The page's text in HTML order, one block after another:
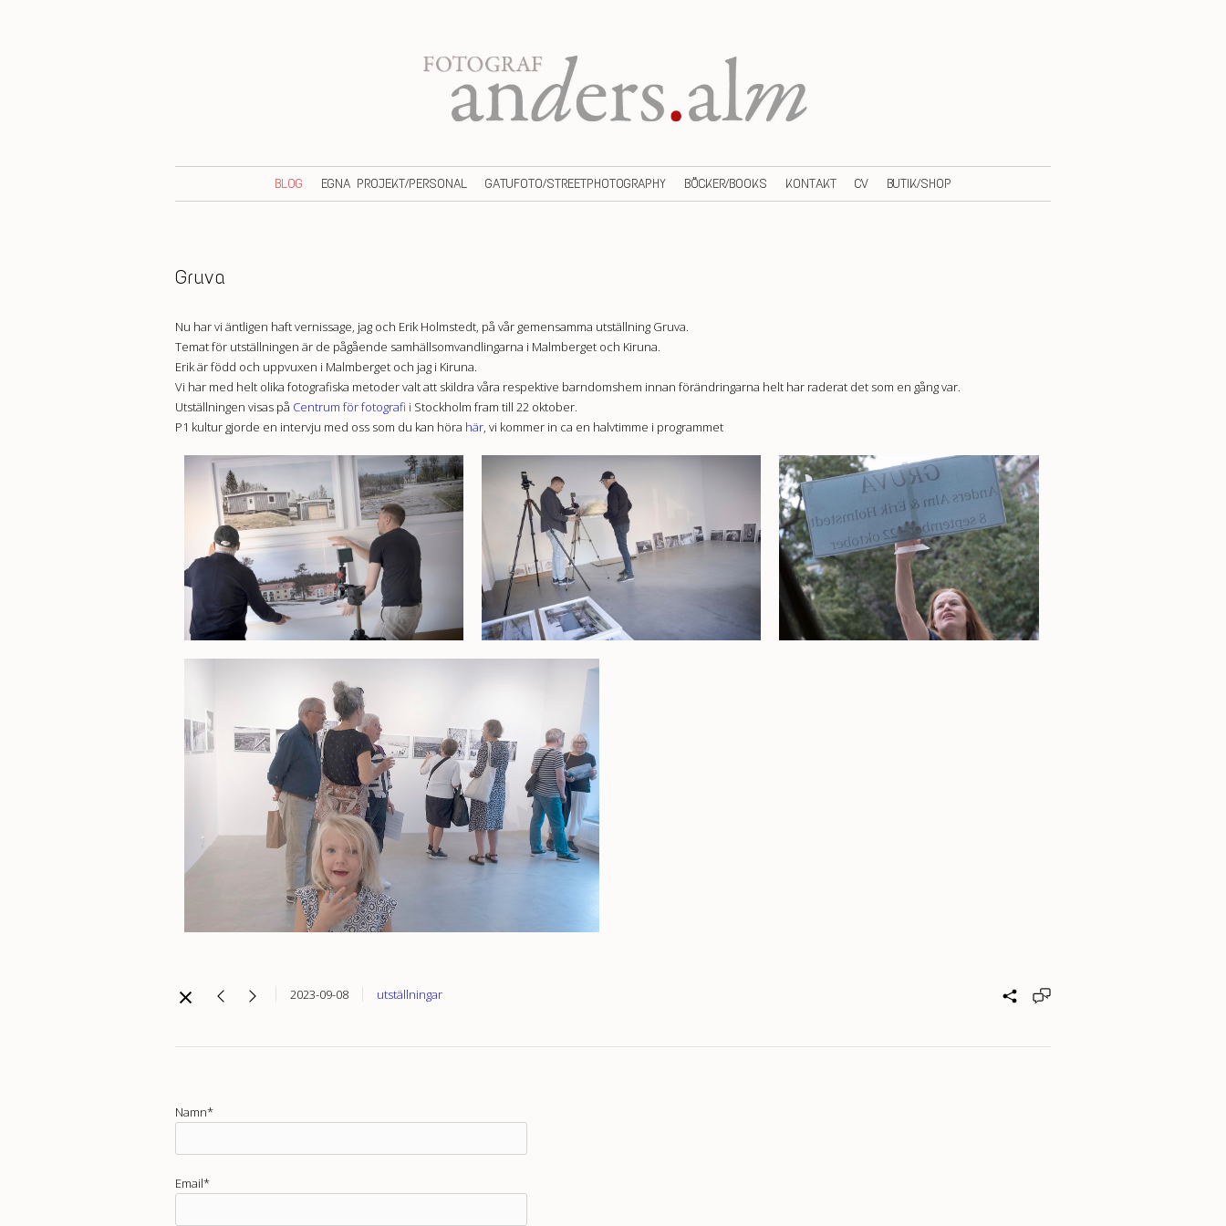
BLOG EGNA PROJEKT/PERSONAL GATUFOTO/STREETPHOTOGRAPHY BÖCKER/BOOKS KONTAKT CV BUTIK/SHOP
Gruva
Nu har vi äntligen haft vernissage, jag och Erik Holmstedt, på vår gemensamma utställning Gruva.
Temat för utställningen är de pågående samhällsomvandlingarna i Malmberget och Kiruna.
Erik är född och uppvuxen i Malmberget och jag i Kiruna.
Vi har med helt olika fotografiska metoder valt att skildra våra respektive barndomshem innan förändringarna helt har raderat det som en gång var.
Utställningen visas på Centrum för fotografi i Stockholm fram till 22 oktober.
P1 kultur gjorde en intervju med oss som du kan höra här, vi kommer in ca en halvtimme i programmet
2023-09-08 utställningar
Namn*
Email*